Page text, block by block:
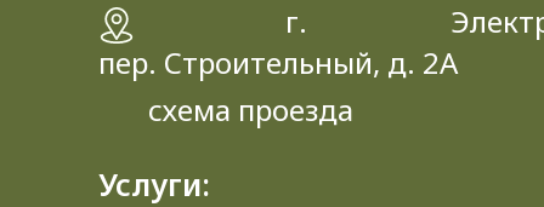
г.
пер. Строительный, д. 2A
схема проезда
Услуги: